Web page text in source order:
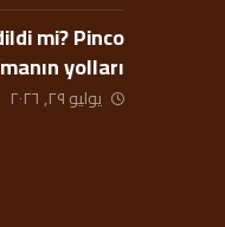
mi? Pinco
yolları
يوليو ٢٩, ٢٠٢٦